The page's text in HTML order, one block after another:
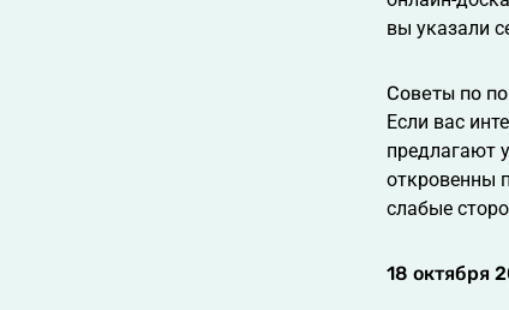
вы указали
Советы по
Если вас
предлагают
откровенны
слабые
18 октября